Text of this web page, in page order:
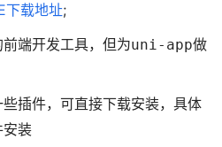
下载地址;
端开发工具，但为uni-app做
插件，可直接下载安装，具体
安装